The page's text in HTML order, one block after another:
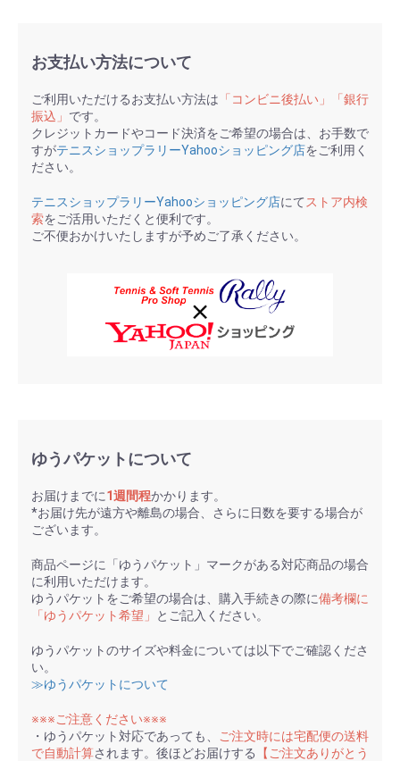
お支払い方法について
ご利用いただけるお支払い方法は 「コンビニ後払い」「銀行
振込」 です。
クレジットカードやコード決済をご希望の場合は、お手数で
すがテニスショップラリーYahooショッピング店をご利用く
ださい。
テニスショップラリーYahooショッピング店にて ストア内検
索をご活用いただくと便利です。
ご不便おかけいたしますが予めご了承ください。
ゆうパケットについて
お届けまでに1週間程かかります。
*お届け先が遠方や離島の場合、さらに日数を要する場合が
ございます。
商品ページに「ゆうパケット」マークがある対応商品の場合
に利用いただけます。
ゆうパケットをご希望の場合は、購入手続きの際に備考欄に
「ゆうパケット希望」
とご記入ください。
ゆうパケットのサイズや料金については以下でご確認くださ
い。
≫ゆうパケットについて
※※※ご注意ください※※※
・ゆうパケット対応であっても、
ご注文時には宅配便の送料
で自動計算されます。後ほどお届けする
【ご注文ありがとう